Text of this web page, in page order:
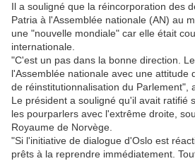
Il a souligné que la réincorporation des
Patria à l'Assemblée nationale (AN) au
une "nouvelle mondiale" car elle était
internationale.
"C'est un pas dans la bonne direction.
l'Assemblée nationale avec une attitude
de réinstitutionnalisation du Parlement",
Le président a souligné qu'il avait ratifié
les pourparlers avec l'extrême droite,
Royaume de Norvège.
"Si l'initiative de dialogue d'Oslo est
prêts à la reprendre immédiatement.